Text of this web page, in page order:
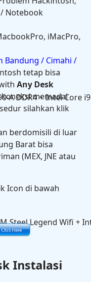
G7 Mobile
DDR4 + Intel Core i9
Notebook
iMacPro,
Bandung / Cimahi /
tetap bisa
Any Desk
memadai
silahkan klik
berdomisili di luar
Barat bisa
(MEX, JNE atau
Icon di bawah
Instalasi